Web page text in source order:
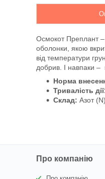
Осмокот Преплант –
оболонки, якою
від температури
добрив. І навпаки –
Норма
Тривалість
Склад: Азот
Про компанію